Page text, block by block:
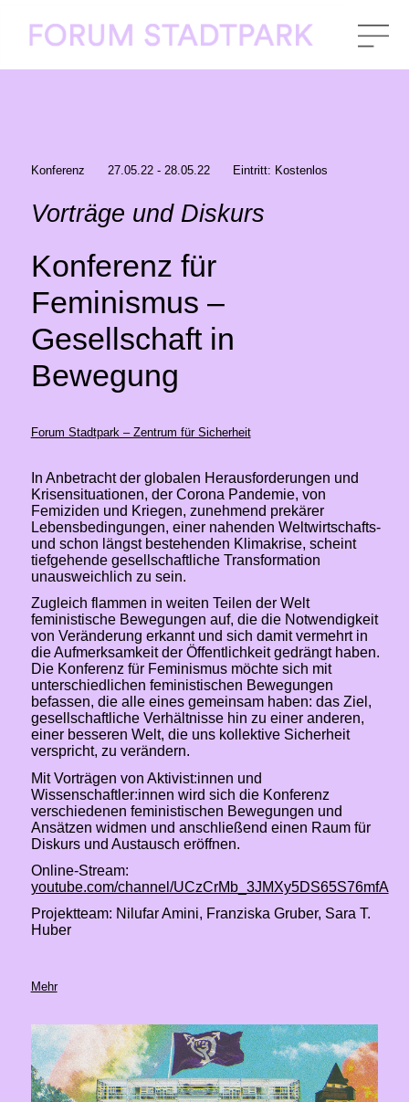
Konferenz 27.05.22 - 28.05.22 Eintritt: Kostenlos
Vorträge und Diskurs
Konferenz für
Feminismus –
Gesellschaft in
Bewegung
Forum Stadtpark – Zentrum für Sicherheit
In Anbetracht der globalen Herausforderungen und
Krisensituationen, der Corona Pandemie, von
Femiziden und Kriegen, zunehmend prekärer
Lebensbedingungen, einer nahenden Weltwirtschafts-
und schon längst bestehenden Klimakrise, scheint
tiefgehende gesellschaftliche Transformation
unausweichlich zu sein.
Zugleich flammen in weiten Teilen der Welt
feministische Bewegungen auf, die die Notwendigkeit
von Veränderung erkannt und sich damit vermehrt in
die Aufmerksamkeit der Öffentlichkeit gedrängt haben.
Die Konferenz für Feminismus möchte sich mit
unterschiedlichen feministischen Bewegungen
befassen, die alle eines gemeinsam haben: das Ziel,
gesellschaftliche Verhältnisse hin zu einer anderen,
einer besseren Welt, die uns kollektive Sicherheit
verspricht, zu verändern.
Mit Vorträgen von Aktivist:innen und
Wissenschaftler:innen wird sich die Konferenz
verschiedenen feministischen Bewegungen und
Ansätzen widmen und anschließend einen Raum für
Diskurs und Austausch eröffnen.
Online-Stream:
youtube.com/channel/UCzCrMb_3JMXy5DS65S76mfA
Projektteam: Nilufar Amini, Franziska Gruber, Sara T.
Huber
Mehr